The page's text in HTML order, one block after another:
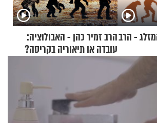
- הרבהרב זמיר כהן - האבולוציה:
עובדה או תיאוריה בקריסה?